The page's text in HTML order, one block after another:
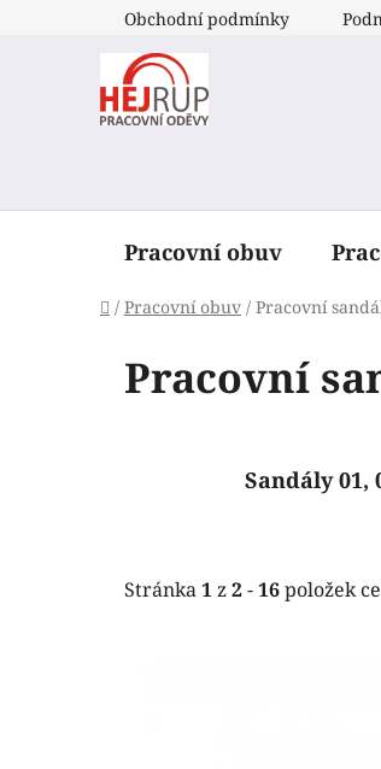
Obchodní podmínky
Pracovní obuv
Domů
/ Pracovní obuv / Pracovní
Pracovní
Sandály 01,
Stránka1z2-16položek